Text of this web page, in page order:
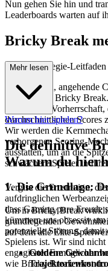
Nun gehen Sie hin und
Leaderboards warten auf
Bricky Break
rittener Strategie-Leitfaden
Willkommen, angehende
Leitfaden zu Bricky
Plan für die
durchschnittlichen Scores
Wir werden die
verborgenen Scoring-
ausstatten, um an die
schwächere Spieler in
1. Die Grundlage:
Um in Bricky Break
grundlegenden
auf dem alle Elite-
Goldene
Mehr lesen
Warum hier spielen?
Die definitive
Warum du
Vergiss die Frustration,
aufdringlichen
dass Gaming pure Freude
kümmern uns obsessiv
potenzielle Störung, damit
Spielens ist. Wir sind
engagierter Ermöglicher
wie Bricky Break wirst du